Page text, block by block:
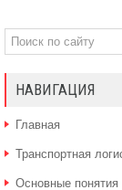
НАВИГАЦИЯ
Главная
Транспортная
Основные понятия